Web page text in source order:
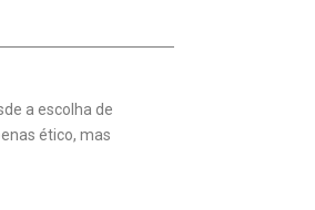
a escolha de
ético, mas